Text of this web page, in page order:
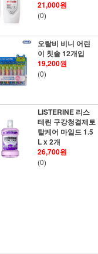
21,000원
(0)
오랄비 비니 어린
이 칫솔 12개입
19,200원
(0)
LISTERINE 리스
테린 구강청결제토
탈케어 마일드 1.5
L x 2개
26,700원
(0)